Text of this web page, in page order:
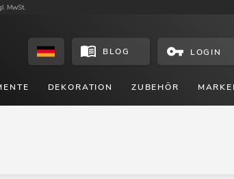
MwSt.
BLOG LOGIN
DEKORATION ZUBEHÖR